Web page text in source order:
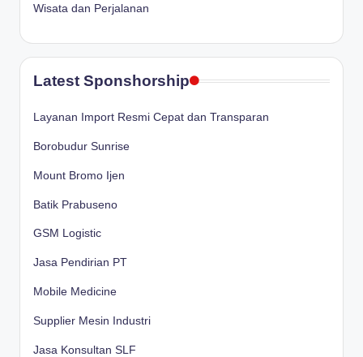
Wisata dan Perjalanan
Latest Sponshorship
Layanan Import Resmi Cepat dan Transparan
Borobudur Sunrise
Mount Bromo Ijen
Batik Prabuseno
GSM Logistic
Jasa Pendirian PT
Mobile Medicine
Supplier Mesin Industri
Jasa Konsultan SLF